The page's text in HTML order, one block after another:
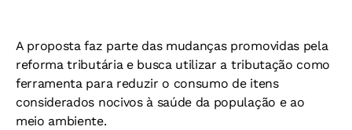
A proposta faz parte das mudanças promovidas pela
reforma tributária e busca utilizar a tributação como
ferramenta para reduzir o consumo de itens
considerados nocivos à saúde da população e ao
meio ambiente.